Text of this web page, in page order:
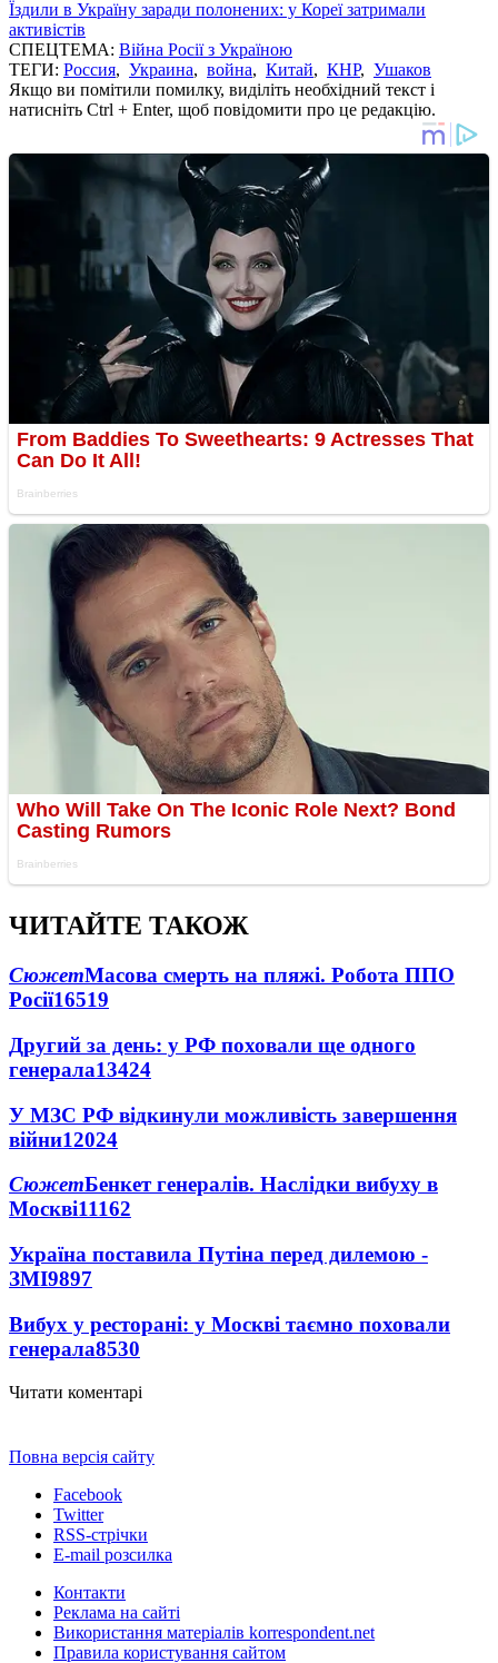
Їздили в Україну заради полонених: у Кореї затримали
активістів
СПЕЦТЕМА: Війна Росії з Україною
ТЕГИ: Россия, Украина, война, Китай, КНР, Ушаков
Якщо ви помітили помилку, виділіть необхідний текст і
натисніть Ctrl + Enter, щоб повідомити про це редакцію.
ЧИТАЙТЕ ТАКОЖ
СюжетМасова смерть на пляжі. Робота ППО
Росії16519
Другий за день: у РФ поховали ще одного
генерала13424
У МЗС РФ відкинули можливість завершення
війни12024
СюжетБенкет генералів. Наслідки вибуху в
Москві11162
Україна поставила Путіна перед дилемою -
ЗМІ9897
Вибух у ресторані: у Москві таємно поховали
генерала8530
Читати коментарі
Повна версія сайту
Facebook
Twitter
RSS-стрічки
E-mail розсилка
Контакти
Реклама на сайті
Використання матеріалів korrespondent.net
Правила користування сайтом